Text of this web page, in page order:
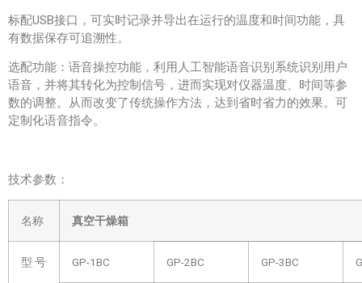
标配USB接口，可实时记录并导出在运行的温度和时间功能，具
有数据保存可追溯性。
选配功能：语音操控功能，利用人工智能语音识别系统识别用户
语音，并将其转化为控制信号，进而实现对仪器温度、时间等参
数的调整。从而改变了传统操作方法，达到省时省力的效果。可
定制化语音指令。
技术参数：
名称 真空干燥箱
型 号 GP-1BC GP-2BC GP-3BC